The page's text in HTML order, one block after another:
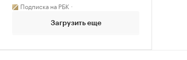
Подписка на РБК
Загрузить еще